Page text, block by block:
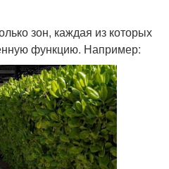
зон, каждая из которых
функцию. Например: